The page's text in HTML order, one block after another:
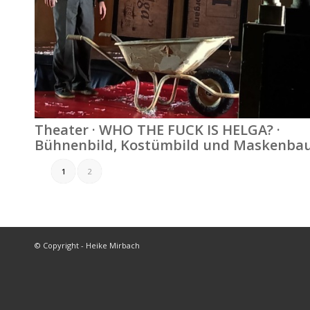
Theater · WHO THE FUCK IS HELGA? ·
Bühnenbild, Kostümbild und
1 2
© Copyright - Heike Mirbach